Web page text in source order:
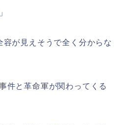
」
が見えそうで全く分からな
件と革命軍が関わってくる